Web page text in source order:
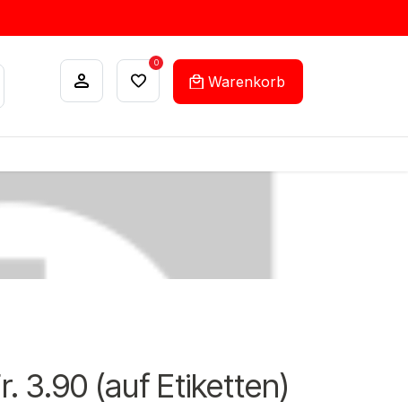
0
Warenkorb
3.90 (auf Etiketten)